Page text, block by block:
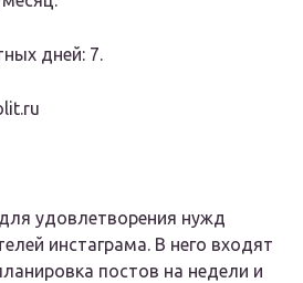
дней: 7.
удовлетворения нужд
инстаграма. В него входят
постов на недели и